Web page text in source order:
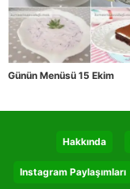
Günün Menüsü 15 Ekim
Hakkında
Instagram Paylaşımları